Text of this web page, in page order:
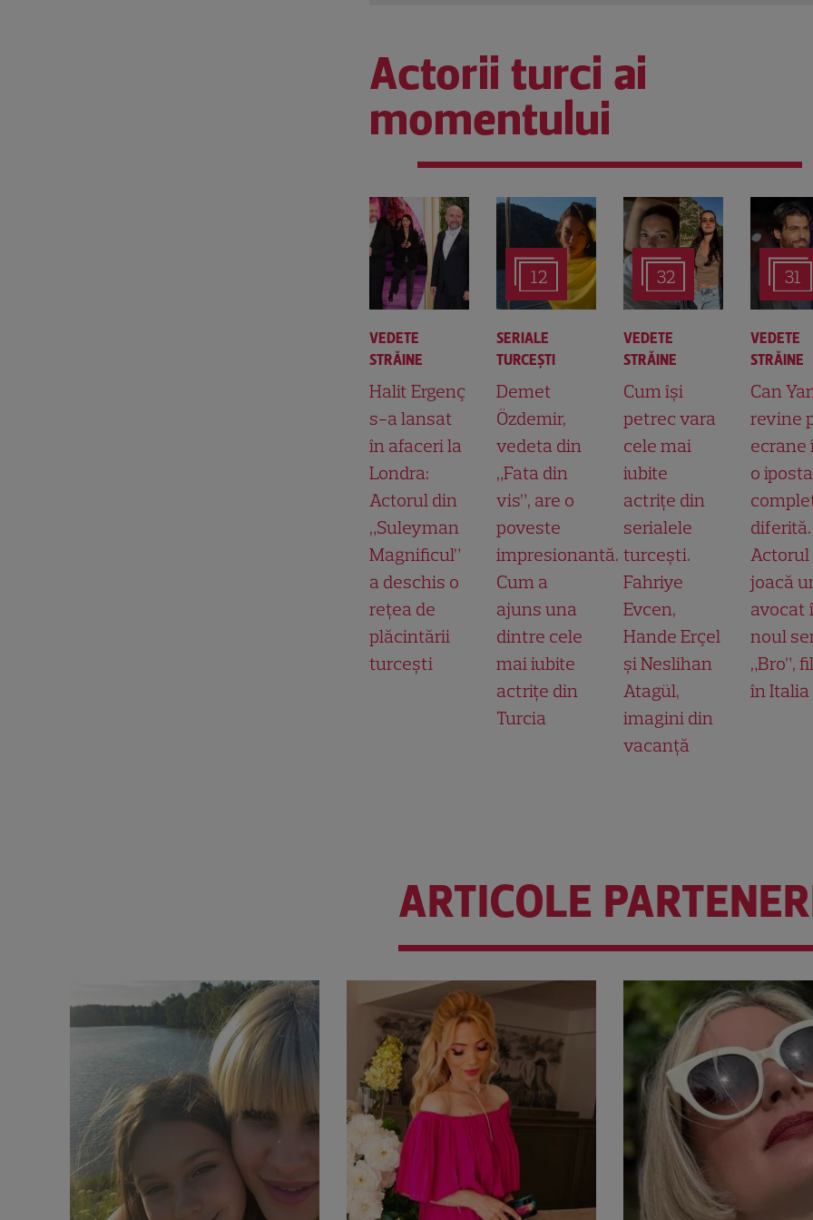
Actorii turci ai
momentului
VEDETE
STRĂINE
Halit Ergenç
s-a lansat
în afaceri la
Londra:
Actorul din
„Suleyman
Magnificul”
a deschis o
rețea de
plăcintării
turcești
12
SERIALE
TURCEŞTI
Demet
Özdemir,
vedeta din
„Fata din
vis”, are o
poveste
impresionantă.
Cum a
ajuns una
dintre cele
mai iubite
actrițe din
Turcia
32
VEDETE
STRĂINE
Cum își
petrec vara
cele mai
iubite
actrițe din
serialele
turcești.
Fahriye
Evcen,
Hande Erçel
și Neslihan
Atagül,
imagini din
vacanță
31
VEDETE
STRĂINE
Can
revine
o
diferită.
Actorul
joacă
avocat
noul
„Bro”,
în Italia
ARTICOLE